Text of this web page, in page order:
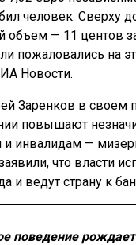
человек. Сверху
объем — 11 центов
пожаловались на
Новости.
Заренков в своем
повышают
и инвалидам —
что власти
и ведут страну к
поведение рождает